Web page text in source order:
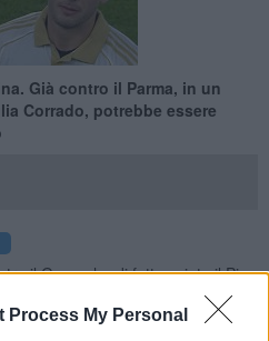
Process My Personal
Già contro il Parma, in un
Corrado, potrebbe essere
il Genoa ha di fatto spinto il Pisa
dalla matematica retrocessione.
e Fiorentina, risoltasi con un